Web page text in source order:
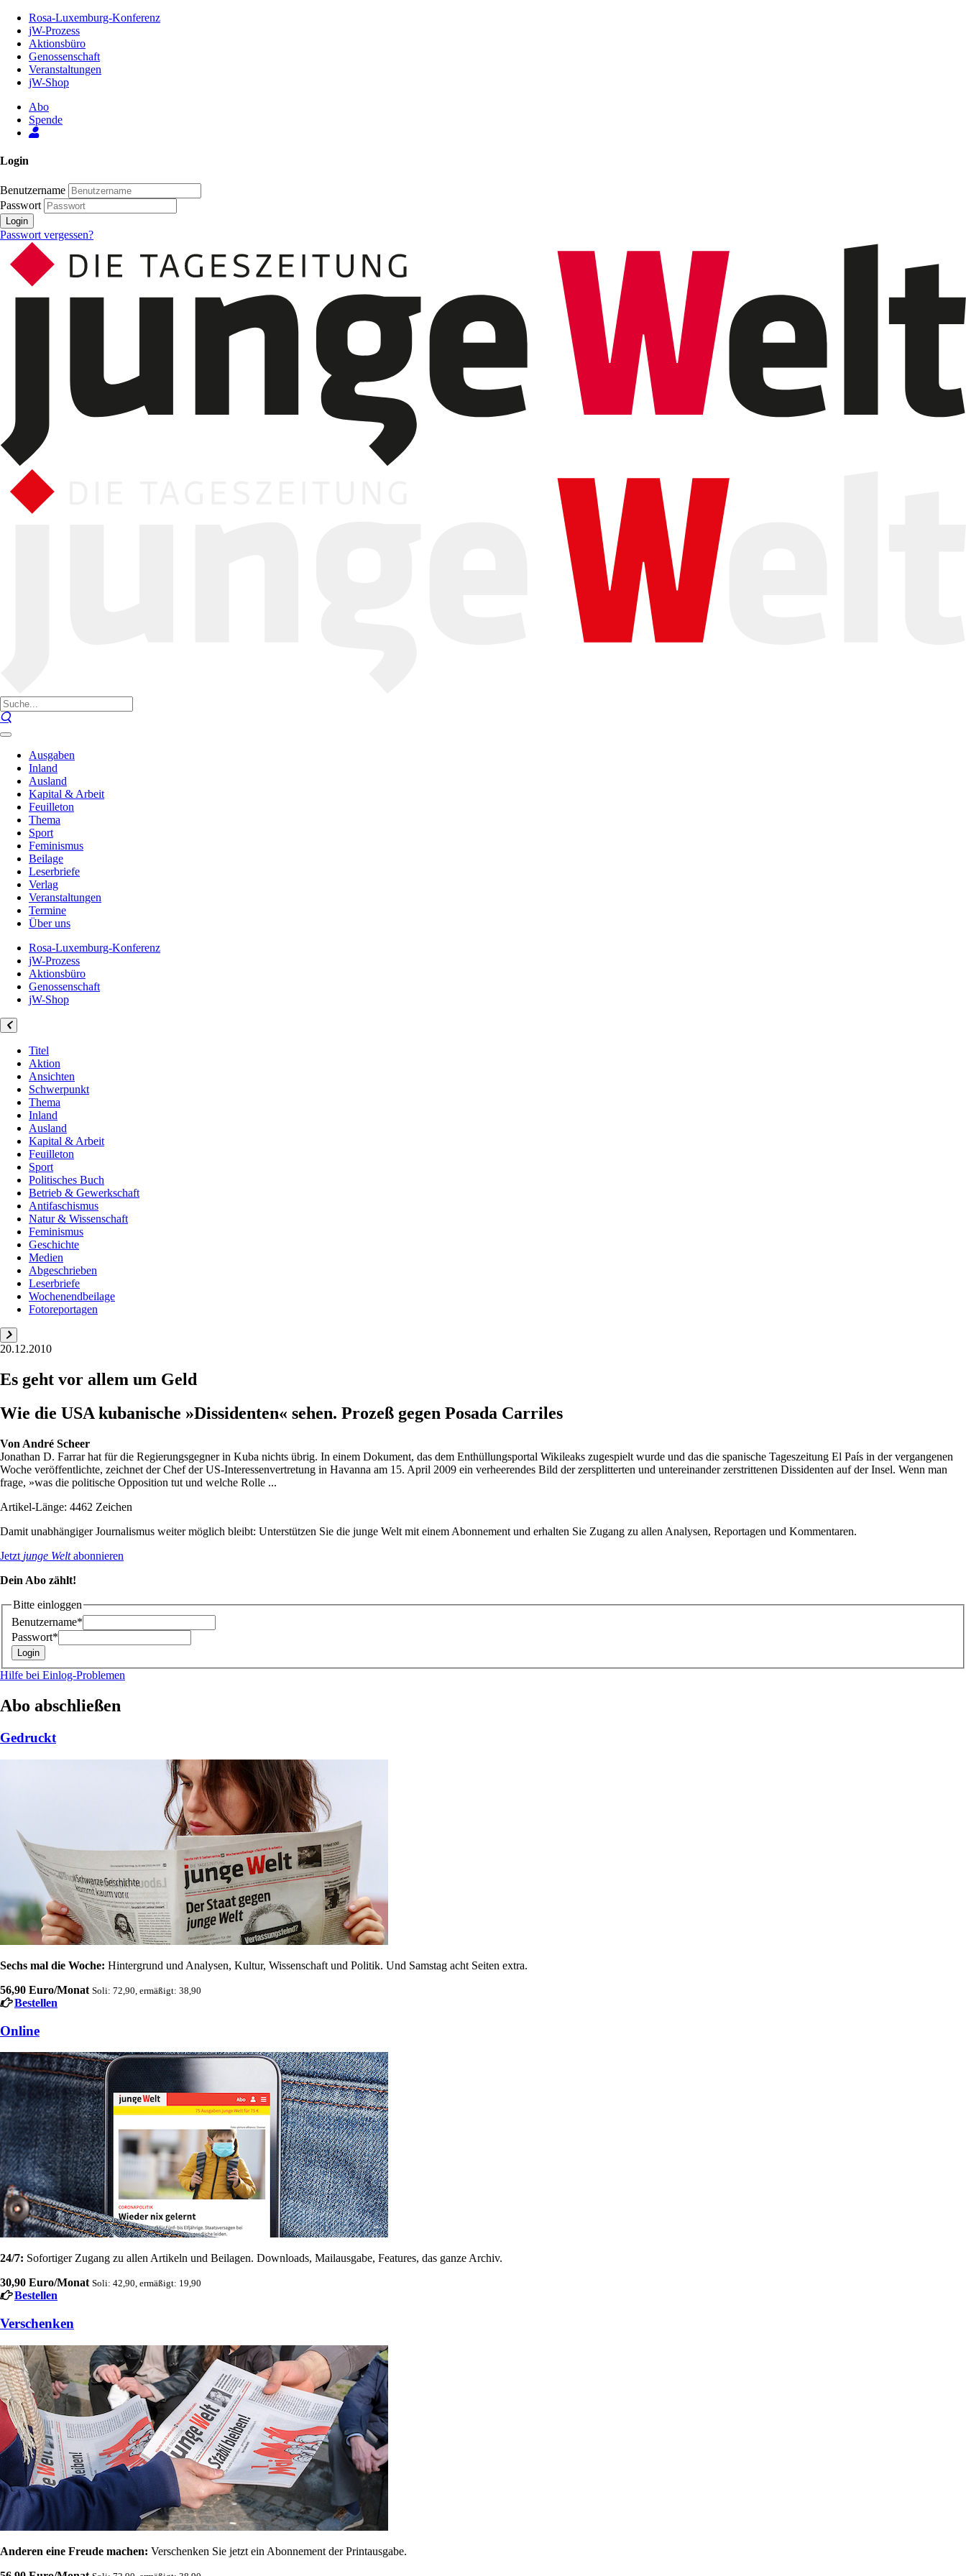
Inhalt
Seite
Rosa-Luxemburg-Konferenz
jW-Prozess
Aktionsbüro
Genossenschaft
Veranstaltungen
jW-Shop
Abo
Spende
Login
Benutzername
Passwort
Login
Passwort vergessen?
Ausgaben
Inland
Ausland
Kapital & Arbeit
Feuilleton
Thema
Sport
Feminismus
Beilage
Leserbriefe
Verlag
Veranstaltungen
Termine
Über uns
Rosa-Luxemburg-Konferenz
jW-Prozess
Aktionsbüro
Genossenschaft
jW-Shop
Titel
Aktion
Ansichten
Schwerpunkt
Thema
Inland
Ausland
Kapital & Arbeit
Feuilleton
Sport
Politisches Buch
Betrieb & Gewerkschaft
Antifaschismus
Natur & Wissenschaft
Feminismus
Geschichte
Medien
Abgeschrieben
Leserbriefe
Wochenendbeilage
Fotoreportagen
20.12.2010
Es geht vor allem um Geld
Wie die USA kubanische »Dissidenten« sehen. Prozeß gegen Posada Carriles
Von André Scheer
Jonathan D. Farrar hat für die Regierungsgegner in Kuba nichts übrig. In einem Dokument, das dem Enthüllungsportal Wikileaks zugespielt wurde und das die spanische Tageszeitung El País in der vergangenen
Woche veröffentlichte, zeichnet der Chef der US-Interessenvertretung in Havanna am 15. April 2009 ein verheerendes Bild der zersplitterten und untereinander zerstrittenen Dissidenten auf der Insel. Wenn man
frage, »was die politische Opposition tut und welche Rolle ...
Artikel-Länge: 4462 Zeichen
Damit unabhängiger Journalismus weiter möglich bleibt: Unterstützen Sie die junge Welt mit einem Abonnement und erhalten Sie Zugang zu allen Analysen, Reportagen und Kommentaren.
Jetzt junge Weltabonnieren
Dein Abo zählt!
Bitte einloggen
Benutzername*
Passwort*
Hilfe bei Einlog-Problemen
Abo abschließen
Gedruckt
Sechs mal die Woche: Hintergrund und Analysen, Kultur, Wissenschaft und Politik. Und Samstag acht Seiten extra.
56,90 Euro/Monat Soli: 72,90, ermäßigt: 38,90
Bestellen
Online
24/7: Sofortiger Zugang zu allen Artikeln und Beilagen. Downloads, Mailausgabe, Features, das ganze Archiv.
30,90 Euro/Monat Soli: 42,90, ermäßigt: 19,90
Bestellen
Verschenken
Anderen eine Freude machen: Verschenken Sie jetzt ein Abonnement der Printausgabe.